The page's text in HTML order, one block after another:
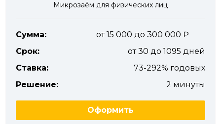
Микрозаём для физических лиц
Сумма:
от 15 000 до 300 000
Срок:
от 30 до 1095 дней
Ставка:
73-292% годовых
Решение:
2 минуты
Оформить